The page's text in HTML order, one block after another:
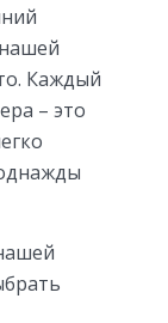
Каждый
– это